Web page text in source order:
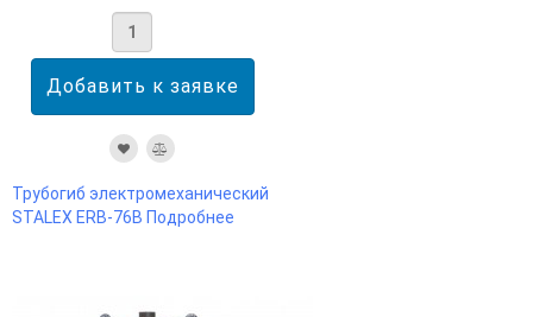
Трубогиб электромеханический
STALEX ERB-76B Подробнее